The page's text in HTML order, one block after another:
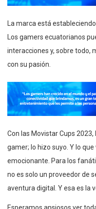
La marca está
Los gamers ecuatorianos
interacciones y, sobre todo,
con su pasión.
Con las Movistar Cups
gamer; lo hizo suyo. Y lo
emocionante. Para los
no es solo un proveedor de
aventura digital. Y esa es la